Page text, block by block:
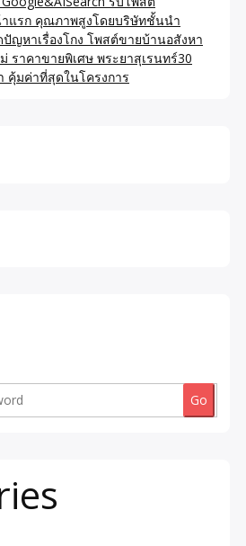
แรก คุณภาพสูงโดยบริษัทชั้นนำ
ญหาเรื่องโกง โพสต์ขายบ้านอสังหา
ราคาขายพิเศษ พระยาสุเรนทร์30
คุ้มค่าที่สุดในโครงการ